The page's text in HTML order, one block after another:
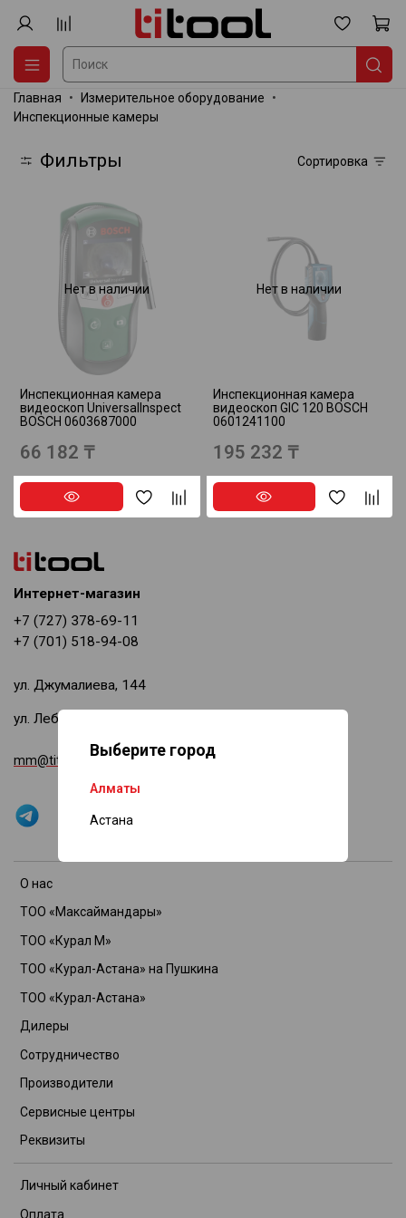
Выберите город
Алматы
Астана
Главная
Измерительное оборудование
Инспекционные камеры
Фильтры Сортировка
Нет в наличии
Инспекционная камера
видеоскоп UniversalInspect
BOSCH 0603687000
66 182 ₸
Нет в наличии
Инспекционная камера
видеоскоп GIC 120 BOSCH
0601241100
195 232 ₸
О нас
ТОО «Максаймандары»
ТОО «Курал М»
ТОО «Курал-Астана» на Пушкина
ТОО «Курал-Астана»
Дилеры
Сотрудничество
Производители
Сервисные центры
Реквизиты
Личный кабинет
Оплата
Интернет-магазин
+7 (727) 378-69-11
+7 (701) 518-94-08
ул. Джумалиева, 144
ул. Лебедева, 3а
mm@titool.kz